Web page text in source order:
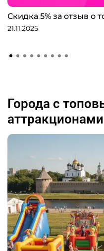
Скидка 5% за отзыв о
21.11.2025
Города с
аттракционами